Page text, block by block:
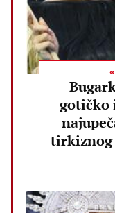
gotičko
tirkiznog